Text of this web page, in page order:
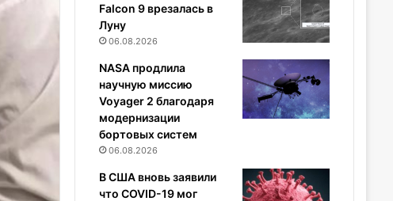
Falcon 9 врезалась в
Луну
06.08.2026
NASA продлила
научную миссию
Voyager 2 благодаря
модернизации
бортовых систем
06.08.2026
В США вновь заявили
что COVID-19 мог